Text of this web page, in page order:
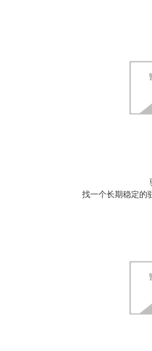
找一个长期稳定的